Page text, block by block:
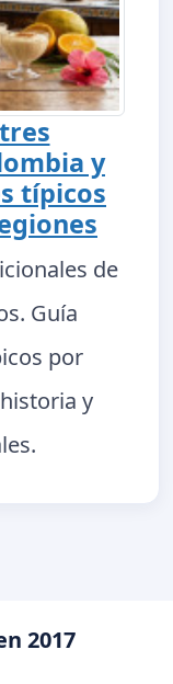
y
típicos
de
Guía
por
y
2017